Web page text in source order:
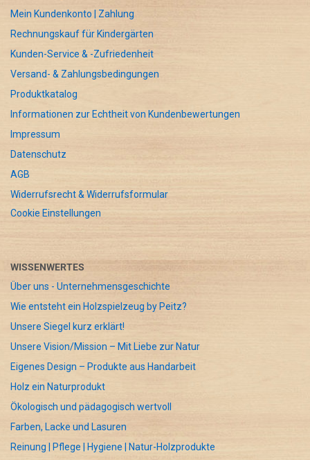
Mein Kundenkonto | Zahlung
Rechnungskauf für Kindergärten
Kunden-Service & -Zufriedenheit
Versand- & Zahlungsbedingungen
Produktkatalog
Informationen zur Echtheit von Kundenbewertungen
Impressum
Datenschutz
AGB
Widerrufsrecht & Widerrufsformular
Cookie Einstellungen
WISSENWERTES
Über uns - Unternehmensgeschichte
Wie entsteht ein Holzspielzeug by Peitz?
Unsere Siegel kurz erklärt!
Unsere Vision/Mission – Mit Liebe zur Natur
Eigenes Design – Produkte aus Handarbeit
Holz ein Naturprodukt
Ökologisch und pädagogisch wertvoll
Farben, Lacke und Lasuren
Reinung | Pflege | Hygiene | Natur-Holzprodukte